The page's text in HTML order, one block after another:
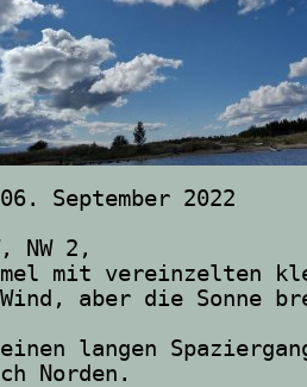
September 2022
NW 2,
mit vereinzelten
aber die Sonne
langen
Norden.